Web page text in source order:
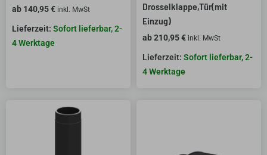
ab 140,95€ inkl. MwSt
Sofort lieferbar, 2-
4 Werktage
Drosselklappe,Tür(mit
Einzug)
ab210,95€ inkl. MwSt
Sofort lieferbar, 2-
4 Werktage